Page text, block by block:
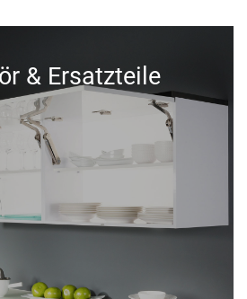
& Ersatzteile